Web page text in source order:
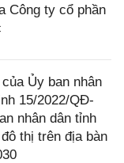
Công ty cổ phần
Ủy ban nhân
15/2022/QĐ-
nhân dân tỉnh
thị trên địa bàn